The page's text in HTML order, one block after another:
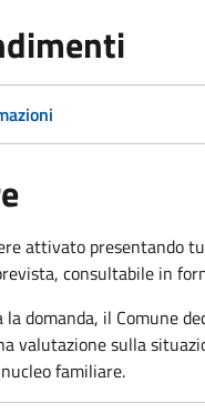
attivato presentando
consultabile in
domanda, il Comune
valutazione sulla
familiare.